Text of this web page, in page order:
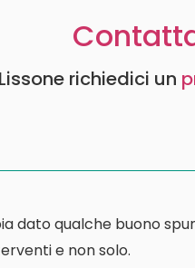
richiedici un
dato qualche buono
e non solo.